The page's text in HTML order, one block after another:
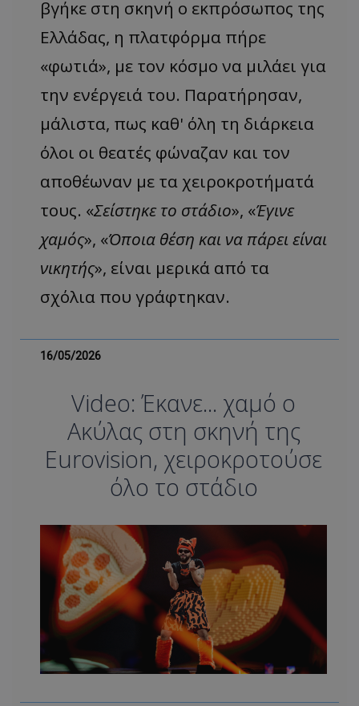
βγήκε στη σκηνή ο εκπρόσωπος της
Ελλάδας, η πλατφόρμα πήρε
«φωτιά», με τον κόσμο να μιλάει για
την ενέργειά του. Παρατήρησαν,
μάλιστα, πως καθ' όλη τη διάρκεια
όλοι οι θεατές φώναζαν και τον
αποθέωναν με τα χειροκροτήματά
τους. «Σείστηκε το στάδιο», «Έγινε
χαμός», «Όποια θέση και να πάρει είναι
νικητής», είναι μερικά από τα
σχόλια που γράφτηκαν.
16/05/2026
Video: Έκανε... χαμό ο
Ακύλας στη σκηνή της
Eurovision, χειροκροτούσε
όλο το στάδιο
μήνας